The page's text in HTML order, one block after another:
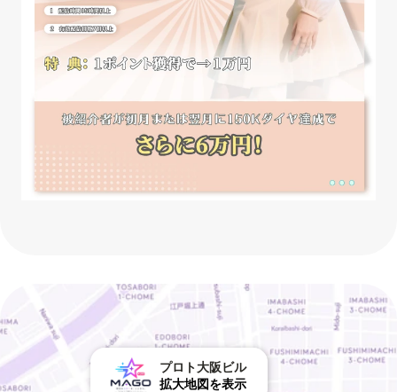
プロト大阪ビル
拡大地図を表示